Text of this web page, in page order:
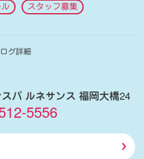
スタッフ募集
グ詳細
パ ルネサンス 福岡大橋24
5556